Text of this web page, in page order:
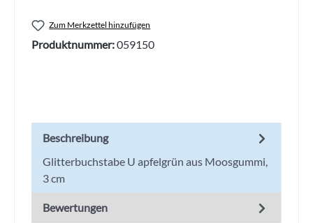
Zum Merkzettel hinzufügen
Produktnummer:059150
Beschreibung
Glitterbuchstabe U apfelgrün aus Moosgummi,
3 cm
Bewertungen